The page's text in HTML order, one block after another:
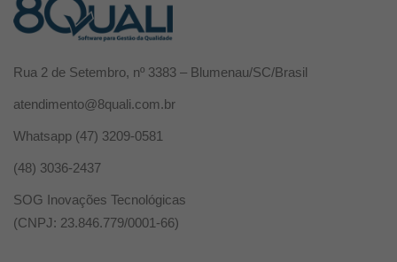
Rua 2 de Setembro, nº 3383 – Blumenau/SC/Brasil
atendimento@8quali.com.br
Whatsapp (47) 3209-0581
(48) 3036-2437
SOG Inovações Tecnológicas
(CNPJ: 23.846.779/0001-66)